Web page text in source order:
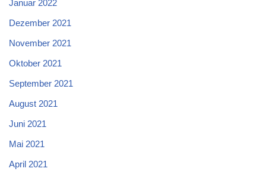
Januar 2022
Dezember 2021
November 2021
Oktober 2021
September 2021
August 2021
Juni 2021
Mai 2021
April 2021